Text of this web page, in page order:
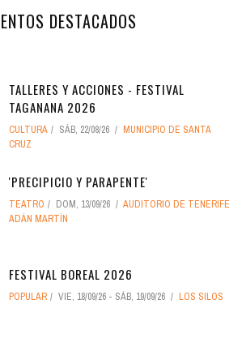
DESTACADOS
TALLERES Y ACCIONES - FESTIVAL
TAGANANA 2026
CULTURA SÁB, 22/08/26
MUNICIPIO DE SANTA
CRUZ
'PRECIPICIO Y PARAPENTE'
TEATRO DOM, 13/09/26
AUDITORIO DE TENERIFE
ADÁN MARTÍN
FESTIVAL BOREAL 2026
POPULAR VIE, 18/09/26 - SÁB, 19/09/26 LOS SILOS